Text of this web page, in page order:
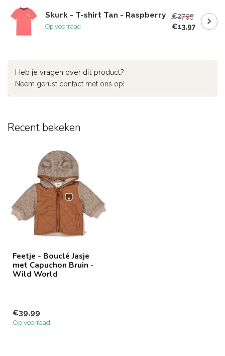
Skurk - T-shirt Tan - Raspberry
Op voorraad
€27,95
€13,97
Heb je vragen over dit product?
Neem gerust contact met ons op!
Recent bekeken
Feetje - Bouclé Jasje
met Capuchon Bruin -
Wild World
€39,99
Op voorraad